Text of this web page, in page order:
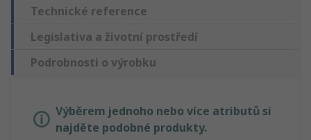
Technické reference
Legislativa a životní prostředí
Podrobnosti o výrobku
Výběrem jednoho nebo více atributů si
najděte podobné produkty.